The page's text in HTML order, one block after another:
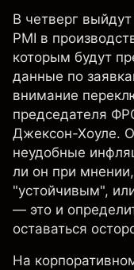
В четверг
PMI в
которым будут
данные по
внимание
председателя
Джексон-Хоуле.
неудобные
ли он при
"устойчивым",
— это и
оставаться
На